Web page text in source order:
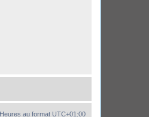
Heures au format UTC+01:00